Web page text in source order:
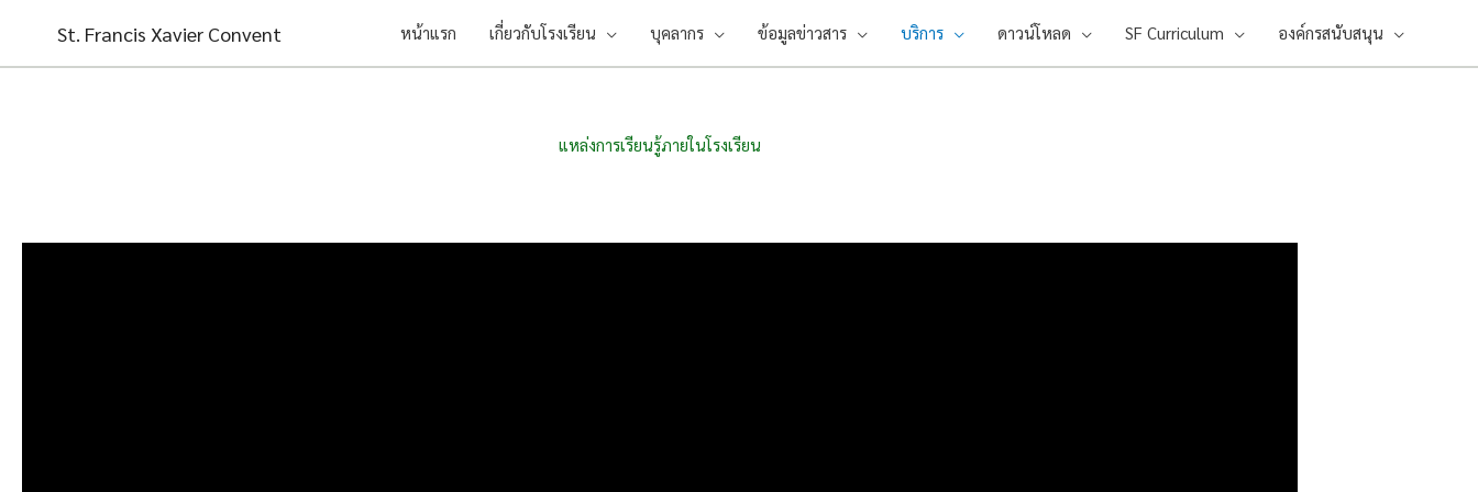
content
St. Francis Xavier Convent หน้าแรก เกี่ยวกับโรงเรียน บุคลากร ข้อมูลข่าวสาร บริการ ดาวน์โหลด SF Curriculum องค์กรสนับสนุน
แหล่งการเรียนรู้ภายในโรงเรียน